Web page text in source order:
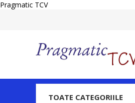
Pragmatic TCV
TOATE CATEGORIILE